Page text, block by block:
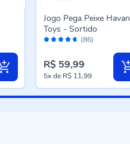
Avaliação: (86)
Jogo Pega Peixe Havan
Toys - Sortido
R$ 59,99
5xde R$ 11,99